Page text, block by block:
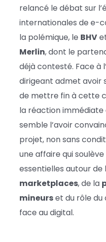
relancé le débat sur
internationales de e-
la polémique, le BHV
Merlin, dont le
déjà contesté. Face à
dirigeant admet avoir
de mettre fin à cette
la réaction immédiate
semble l’avoir
projet, non sans
une affaire qui
essentielles autour de
marketplaces, de la
mineurset du rôle
face au digital.